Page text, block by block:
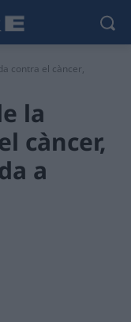
contra el càncer,
la
càncer,
a